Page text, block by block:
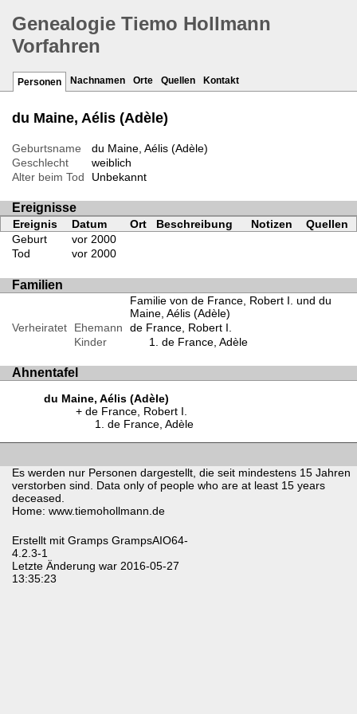
Genealogie Tiemo Hollmann
Vorfahren
Personen Nachnamen Orte Quellen Kontakt
du Maine, Aélis (Adèle)
Geburtsname
du Maine, Aélis (Adèle)
Geschlecht
weiblich
Alter beim Tod
Unbekannt
Ereignisse
Ereignis Datum Ort Beschreibung Notizen
Quellen
Geburt
vor 2000
Tod
vor 2000
Familien
Familie von de France, Robert I. und du
Maine, Aélis (Adèle)
Verheiratet
Ehemann
de France, Robert I.
Kinder
de France, Adèle
Ahnentafel
du Maine, Aélis (Adèle)
de France, Robert I.
de France, Adèle
Es werden nur Personen dargestellt, die seit mindestens 15 Jahren
verstorben sind. Data only of people who are at least 15 years
deceased.
Home: www.tiemohollmann.de
Erstellt mit Gramps GrampsAIO64-
4.2.3-1
Letzte Änderung war 2016-05-27
13:35:23